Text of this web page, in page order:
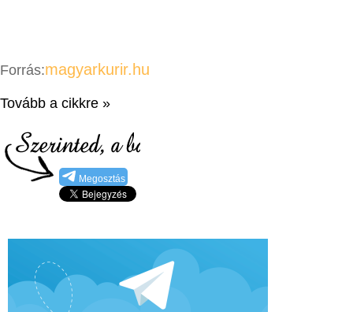
Forrás:magyarkurir.hu
Tovább a cikkre »
Megosztás